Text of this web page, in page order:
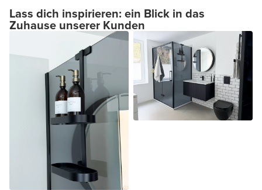
Lass dich inspirieren: ein Blick in das
Zuhause unserer Kunden